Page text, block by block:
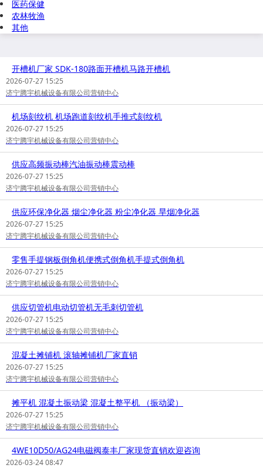
医药保健
农林牧渔
其他
开槽机厂家 SDK-180路面开槽机马路开槽机
2026-07-27 15:25
济宁腾宇机械设备有限公司营销中心
机场刻纹机 机场跑道刻纹机手推式刻纹机
2026-07-27 15:25
济宁腾宇机械设备有限公司营销中心
供应高频振动棒汽油振动棒震动棒
2026-07-27 15:25
济宁腾宇机械设备有限公司营销中心
供应环保净化器 烟尘净化器 粉尘净化器 旱烟净化器
2026-07-27 15:25
济宁腾宇机械设备有限公司营销中心
零售手提钢板倒角机便携式倒角机手提式倒角机
2026-07-27 15:25
济宁腾宇机械设备有限公司营销中心
供应切管机电动切管机无毛刺切管机
2026-07-27 15:25
济宁腾宇机械设备有限公司营销中心
混凝土摊铺机 滚轴摊铺机厂家直销
2026-07-27 15:25
济宁腾宇机械设备有限公司营销中心
摊平机 混凝土振动梁 混凝土整平机 （振动梁）
2026-07-27 15:25
济宁腾宇机械设备有限公司营销中心
4WE10D50/AG24电磁阀泰丰厂家现货直销欢迎咨询
2026-03-24 08:47